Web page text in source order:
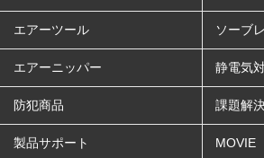
エアーツール ソーブ
エアーニッパー 静電気
防犯商品 課題解
製品サポート MOVIE